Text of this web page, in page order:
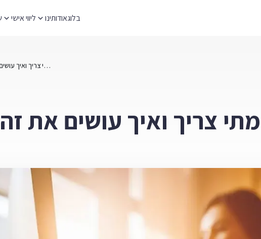
ליווי אישי אודותינובלוג
שינוי סטטוס עסק - מתי צריך ואיך עושים את זה בלי טעויות
צריך ואיך עושים את